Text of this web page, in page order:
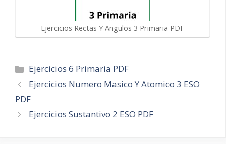
Ejercicios Rectas Y Angulos 3 Primaria PDF
Categorías
Ejercicios 6 Primaria PDF
Navegación
de
Ejercicios Numero Masico Y Atomico 3 ESO
PDF
Ejercicios Sustantivo 2 ESO PDF